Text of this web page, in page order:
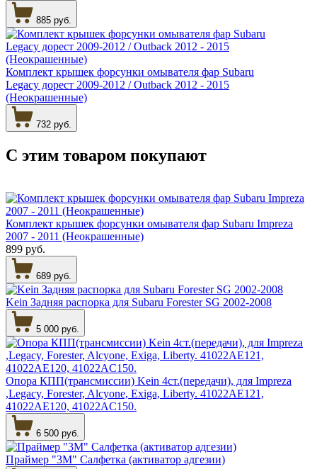
885 руб.
Комплект крышек форсунки омывателя фар Subaru
Legacy дорест 2009-2012 / Outback 2012 - 2015
(Неокрашенные)
732 руб.
С этим товаром покупают
Комплект крышек форсунки омывателя фар Subaru Impreza
2007 - 2011 (Неокрашенные)
899 руб.
689 руб.
Kein Задняя распорка для Subaru Forester SG 2002-2008
5 000 руб.
Опора КПП(трансмиссии) Kein 4ст.(передачи), для Impreza
,Legacy, Forester, Alcyone, Exiga, Liberty. 41022AE121,
41022AE120, 41022AC150.
6 500 руб.
Праймер "3М" Салфетка (активатор адгезии)